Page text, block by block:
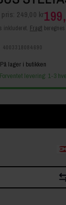
pris: 249,00 kr
inkluderet. Fragt
4003318084690
På lager i butikken
Forventet levering: 1-3